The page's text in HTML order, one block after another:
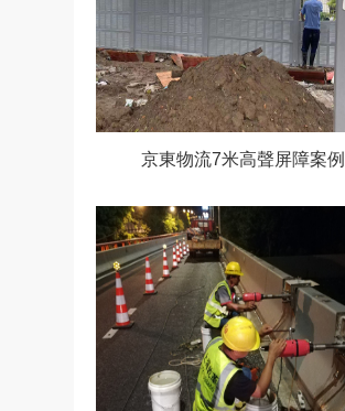
京東物流7米高聲屏障案例